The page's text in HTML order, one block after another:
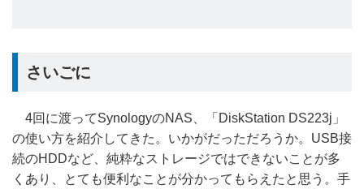
さいごに
4回に渡ってSynologyのNAS、「DiskStation DS223j」
の使い方を紹介してきた。いかがだっただろうか。USB接
続のHDDなど、純粋なストレージではできないことが多
くあり、とても便利なことが分かってもらえたと思う。手